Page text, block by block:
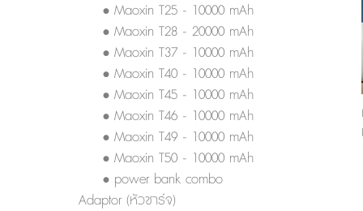
• Maoxin T25 - 10000 mAh
• Maoxin T28 - 20000 mAh
• Maoxin T37 - 10000 mAh
• Maoxin T40 - 10000 mAh
• Maoxin T45 - 10000 mAh
• Maoxin T46 - 10000 mAh
• Maoxin T49 - 10000 mAh
• Maoxin T50 - 10000 mAh
• power bank combo
Adaptor (หัวชาร์จ)